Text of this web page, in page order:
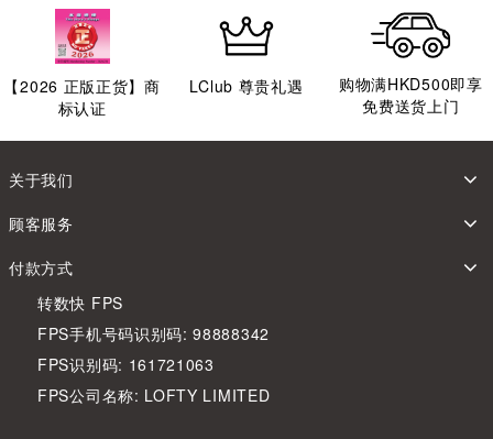
【2026 正版正货】商
标认证
LClub 尊贵礼遇
购物满HKD500即享
免费送货上门
关于我们
顾客服务
付款方式
转数快 FPS
FPS手机号码识别码: 98888342
FPS识别码: 161721063
FPS公司名称: LOFTY LIMITED